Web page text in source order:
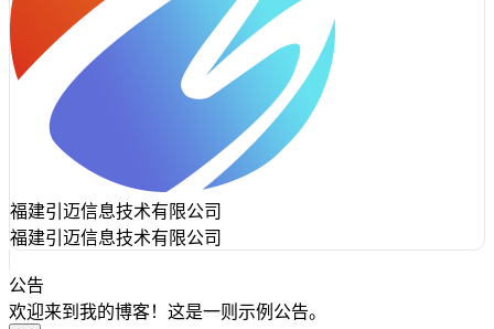
福建引迈信息技术有限公司
福建引迈信息技术有限公司
公告
欢迎来到我的博客！这是一则示例公告。